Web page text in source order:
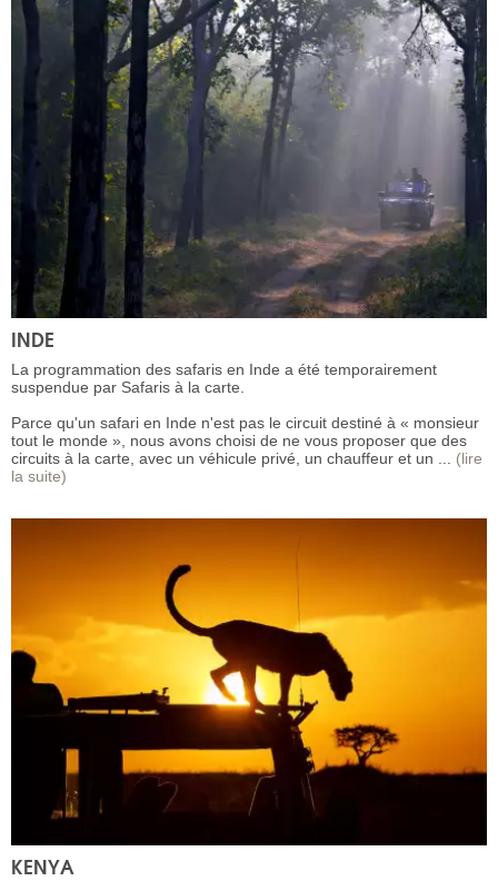
INDE
La programmation des safaris en Inde a été temporairement
suspendue par Safaris à la carte.
Parce qu'un safari en Inde n'est pas le circuit destiné à « monsieur
tout le monde », nous avons choisi de ne vous proposer que des
circuits à la carte, avec un véhicule privé, un chauffeur et un ... (lire
la suite)
KENYA